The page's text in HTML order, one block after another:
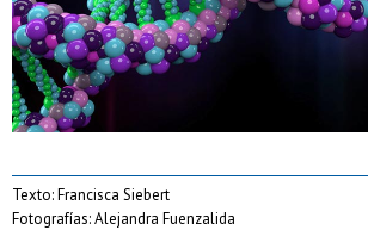
Texto: Francisca Siebert
Fotografías: Alejandra Fuenzalida